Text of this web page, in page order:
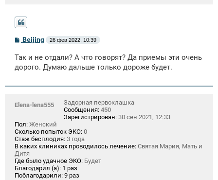
С
б
щ
и
Beijing 26 фев 2022, 10:39
Так и не отдали? А что говорят? Да приемы эти очень
дорого. Думаю дальше только дороже будет.
Elena-lena555
Задорная первоклашка
Сообщения: 450
Зарегистрирован: 30 сен 2021, 12:33
Пол: Женский
Сколько попыток ЭКО: 0
Стаж бесплодия: 3 года
В каких клиниках проводилось лечение: Святая Мария, Мать и
Дитя
Где было удачное ЭКО: Будет
Благодарил (а): 1 раз
Поблагодарили: 9 раз